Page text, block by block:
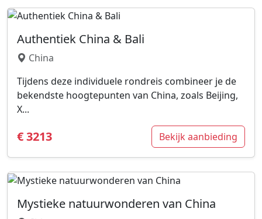
Authentiek China & Bali
China
Tijdens deze individuele rondreis combineer je de
bekendste hoogtepunten van China, zoals Beijing,
X...
€ 3213 Bekijk aanbieding
Mystieke natuurwonderen van China